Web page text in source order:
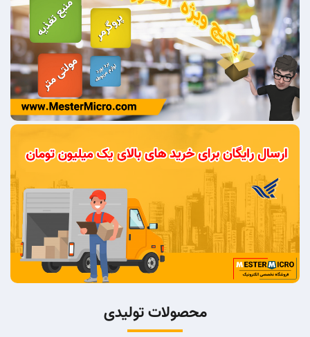
محصولات تولیدی